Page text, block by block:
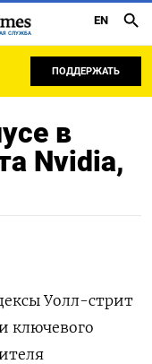
СЛУЖБА
EN
ПОДДЕРЖАТЬ
в
Nvidia,
Уолл-стрит
ключевого